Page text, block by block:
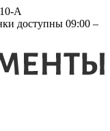
А
доступны 09:00 –